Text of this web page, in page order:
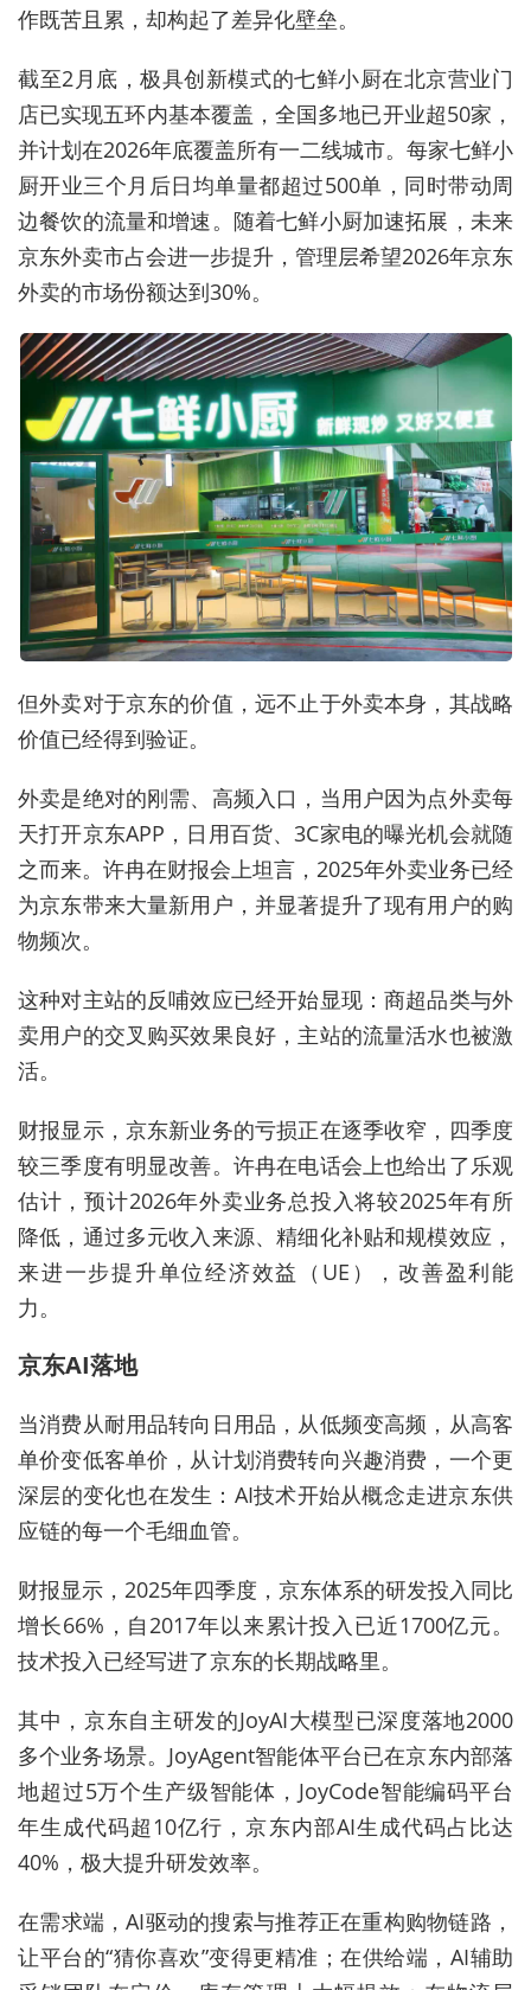
作既苦且累，却构起了差异化壁垒。
截至2月底，极具创新模式的七鲜小厨在北京营业门
店已实现五环内基本覆盖，全国多地已开业超50家，
并计划在2026年底覆盖所有一二线城市。每家七鲜小
厨开业三个月后日均单量都超过500单，同时带动周
边餐饮的流量和增速。随着七鲜小厨加速拓展， 未来
京东外卖市占会进一步提升， 管理层希望2026年京东
外卖的市场份额达到30%。
但外卖对于京东的价值，远不止于外卖本身 ，其战略
价值已经得到验证。
外卖是绝对的刚需、高频入口 ，当用户因为点外卖每
天打开京东APP，日用百货、3C家电的曝光机会就随
之而来。许冉在财报会上坦言，2025年外卖业务已经
为京东带来大量新用户，并显著提升了现有用户的购
物频次。
这种对主站的反哺效应已经开始显现：商超品类与外
卖用户的交叉购买效果良好，主站的流量活水也被激
活。
财报显示，京东新业务的亏损正在逐季收窄，四季度
较三季度有明显改善。许冉在电话会上也给出了乐观
估计，预计2026年外卖业务总投入将较2025年有所
降低，通过多元收入来源、精细化补贴和规模效应，
来进一步提升单位经济效益（UE） ， 改善盈利能
力。
京东AI落地
当消费从耐用品转向日用品，从低频变高频，从高客
单价变低客单价，从计划消费转向兴趣消费，一个更
深层的变化也在发生：AI技术开始从概念走进京东供
应链的每一个毛细血管。
财报显示， 2025年四季度，京东体系的研发投入同比
增长66%，自2017年以来累计投入已近1700亿元。
技术投入已经写进了京东的长期战略里。
其中，京东自主研发的JoyAI大模型已深度落地2000
多个业务场景。JoyAgent智能体平台已在京东内部落
地超过5万个生产级智能体，JoyCode智能编码平台
年生成代码超10亿行，京东内部AI生成代码占比达
40%，极大提升研发效率。
在需求端，AI驱动的搜索与推荐正在重构购物链路，
让平台的“猜你喜欢”变得更精准；在供给端，AI辅助